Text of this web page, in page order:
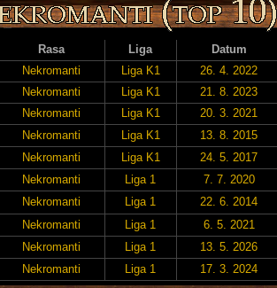
Rasa Liga Datum
Nekromanti Liga K1 26. 4. 2022
Nekromanti Liga K1 21. 8. 2023
Nekromanti Liga K1 20. 3. 2021
Nekromanti Liga K1 13. 8. 2015
Nekromanti Liga K1 24. 5. 2017
Nekromanti Liga 1 7. 7. 2020
Nekromanti Liga 1 22. 6. 2014
Nekromanti Liga 1 6. 5. 2021
Nekromanti Liga 1 13. 5. 2026
Nekromanti Liga 1 17. 3. 2024